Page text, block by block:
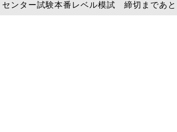
ンター試験本番レベル模試 締切まであ